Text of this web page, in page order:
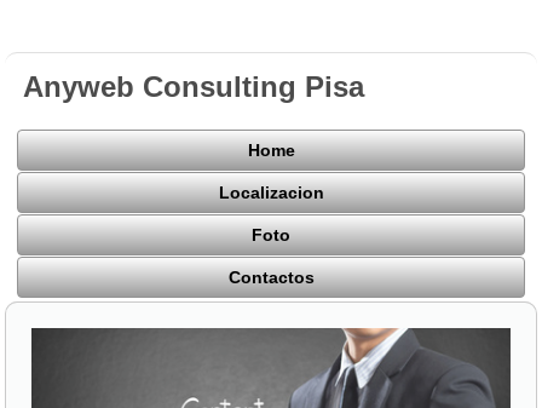
Anyweb Consulting Pisa
Home
Localizacion
Foto
Contactos